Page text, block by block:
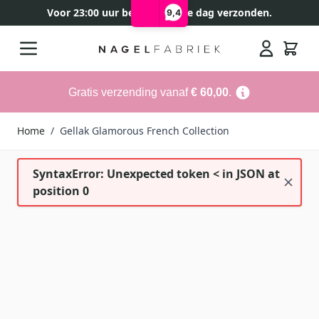
9,4
Voor 23:00 uur besteld, zelfde dag verzonden.
Gratis verzending vanaf€ 60,00.
Home / Gellak Glamorous French Collection
SyntaxError: Unexpected token < in JSON at
position 0